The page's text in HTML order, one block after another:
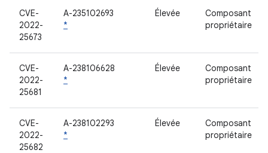
CVE-
2022-
25673
A-235102693
*
Élevée
Composant
propriétaire
CVE-
2022-
25681
A-238106628
*
Élevée
Composant
propriétaire
CVE-
2022-
25682
A-238102293
*
Élevée
Composant
propriétaire